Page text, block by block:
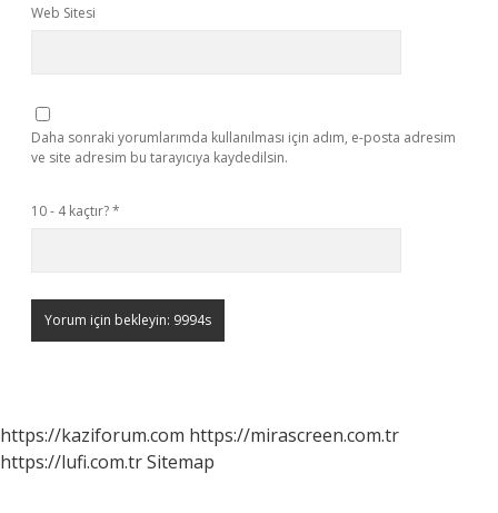
Web Sitesi
Daha sonraki yorumlarımda kullanılması için adım, e-posta adresim
ve site adresim bu tarayıcıya kaydedilsin.
10 - 4 kaçtır?*
https://kaziforum.com https://mirascreen.com.tr
https://lufi.com.trSitemap